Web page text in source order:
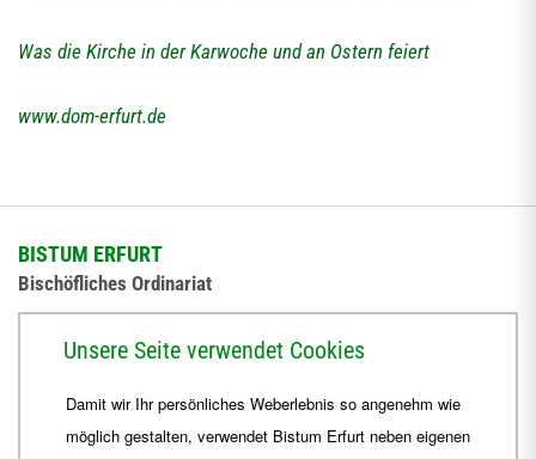
Was die Kirche in der Karwoche und an Ostern feiert
www.dom-erfurt.de
BISTUM ERFURT
Bischöfliches Ordinariat
+49 361 6572-444
ordinariat Bistum-Erfurt.de
Unsere Seite verwendet Cookies
Damit wir Ihr persönliches Weberlebnis so angenehm wie
möglich gestalten, verwendet Bistum Erfurt neben eigenen